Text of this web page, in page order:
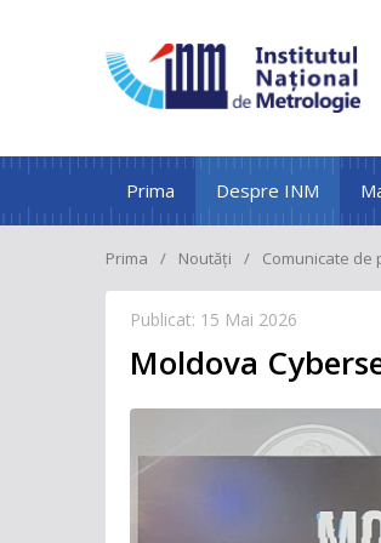
Prima Despre INM
Prima Noutăți Comunicate de
Publicat: 15 Mai 2026
Moldova